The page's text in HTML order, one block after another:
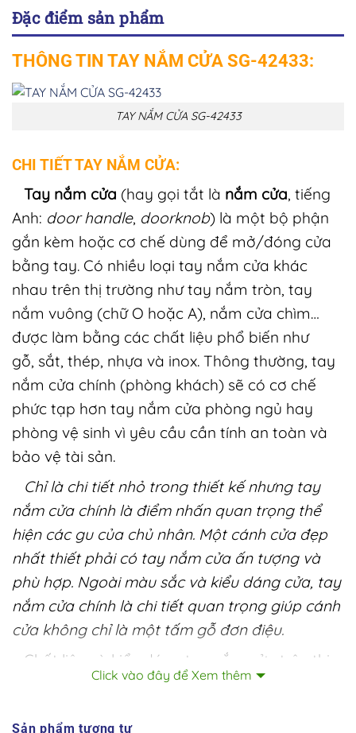
Đặc điểm sản phẩm
THÔNG TIN TAY NẮM CỬA SG-42433:
TAY NẮM CỬA SG-42433
CHI TIẾT TAY NẮM CỬA:
Tay nắm cửa (hay gọi tắt là nắm cửa, tiếng
Anh: door handle, doorknob) là một bộ phận
gắn kèm hoặc cơ chế dùng để mở/đóng cửa
bằng tay. Có nhiều loại tay nắm cửa khác
nhau trên thị trường như tay nắm tròn, tay
nắm vuông (chữ O hoặc A), nắm cửa chìm…
được làm bằng các chất liệu phổ biến như
gỗ, sắt, thép, nhựa và inox. Thông thường, tay
nắm cửa chính (phòng khách) sẽ có cơ chế
phức tạp hơn tay nắm cửa phòng ngủ hay
phòng vệ sinh vì yêu cầu cần tính an toàn và
bảo vệ tài sản.
Chỉ là chi tiết nhỏ trong thiết kế nhưng tay
nắm cửa chính là điểm nhấn quan trọng thể
hiện các gu của chủ nhân. Một cánh cửa đẹp
nhất thiết phải có tay nắm cửa ấn tượng và
phù hợp. Ngoài màu sắc và kiểu dáng cửa, tay
nắm cửa chính là chi tiết quan trọng giúp cánh
cửa không chỉ là một tấm gỗ đơn điệu.
Chất liệu và kiểu dáng tay nắm cửa trên thị
trường hiện nay rất đa dạng và phong phú.
Click vào đây để Xem thêm
Sản phẩm tương tự